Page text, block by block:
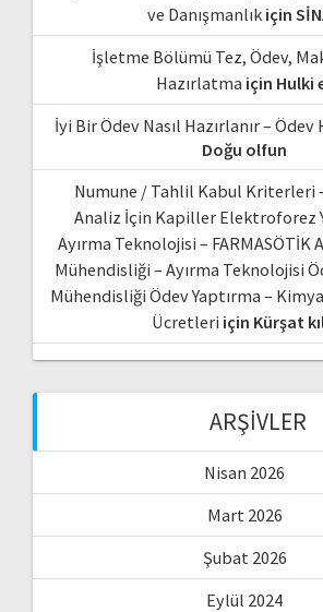
ve Danışmanlıkiçin
İşletme Bölümü Tez, Ödev,
Hazırlatma için Hulki
İyi Bir Ödev Nasıl Hazırlanır –
Doğu olfun
Numune / Tahlil Kabul Kriterleri
Analiz İçin Kapiller Elektroforez
Ayırma Teknolojisi – FARMASÖTİK
Mühendisliği – Ayırma Teknolojisi
Mühendisliği Ödev Yaptırma –
Ücretleri için Kürşat
ARŞIVLER
Nisan 2026
Mart 2026
Şubat 2026
Eylül 2024